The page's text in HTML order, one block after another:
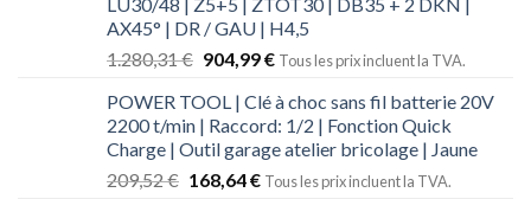
AX45° | DR / GAU | H4,5
1.280,31€ 904,99€ Tous les prix incluent la TVA.
POWER TOOL | Clé à choc sans fil batterie 20V
2200 t/min | Raccord: 1/2 | Fonction Quick
Charge | Outil garage atelier bricolage | Jaune
209,52€ 168,64€ Tous les prix incluent la TVA.